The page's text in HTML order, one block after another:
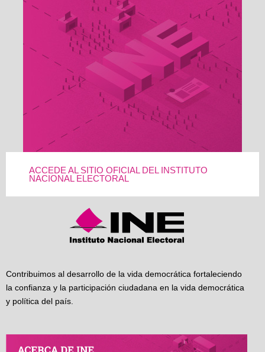
ACCEDE AL SITIO OFICIAL DEL INSTITUTO
NACIONAL ELECTORAL
Contribuimos al desarrollo de la vida democrática fortaleciendo
la confianza y la participación ciudadana en la vida democrática
y política del país.